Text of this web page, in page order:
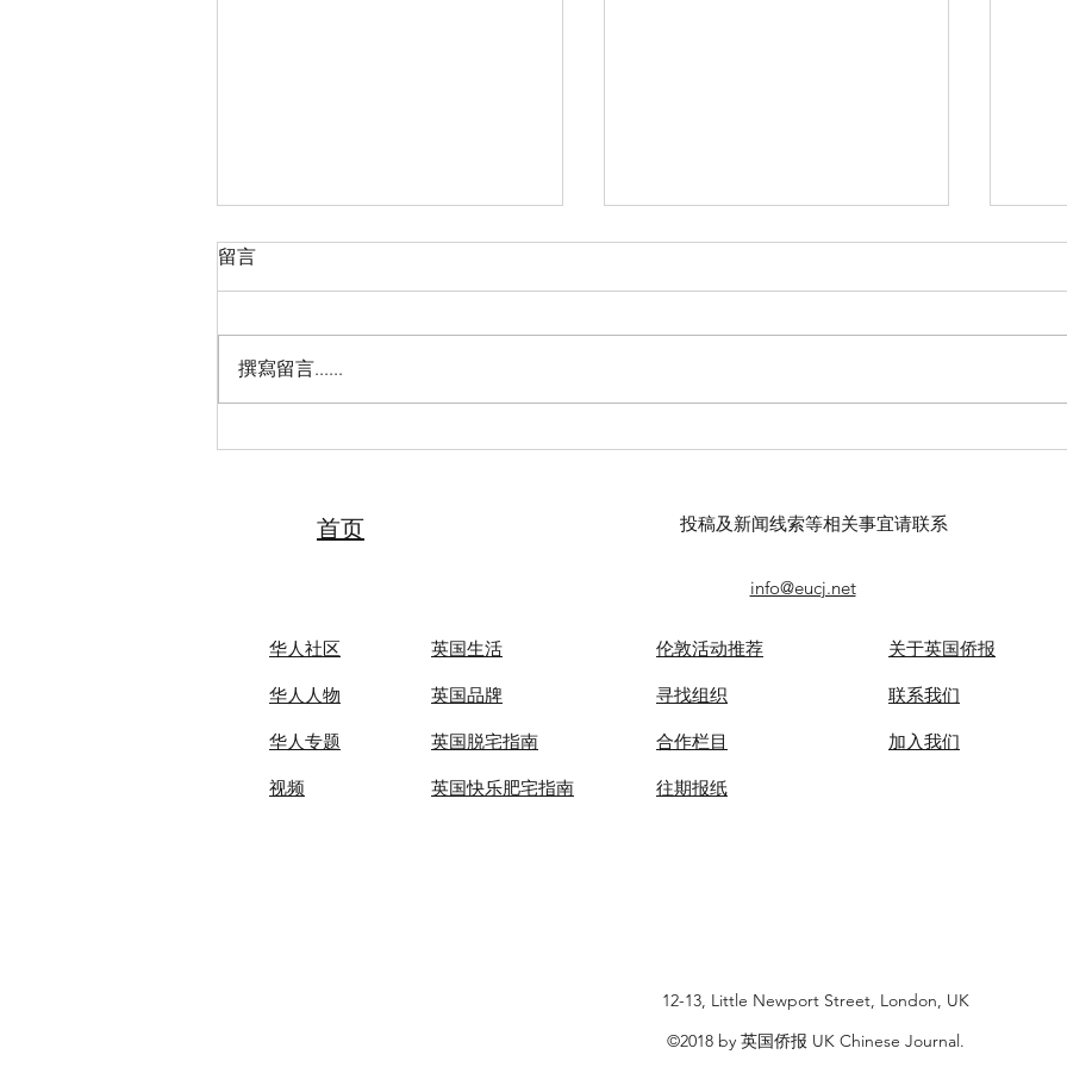
夏令营营员
留言
撰寫留言......
首页 投稿及新闻线索等相关事宜请联系
info@eucj.net
华人社区
华人人物
华人专题
视频
英国生活​
英国品牌
英国脱宅指南
英国快乐肥宅指南
伦敦活动推荐
​寻找组织
合作栏目
​往期报纸
关于英国侨报
联系我们
​加入我们
©2018 by 英国侨报 UK Chinese Journal.
12-13, Little Newport Street, London, UK